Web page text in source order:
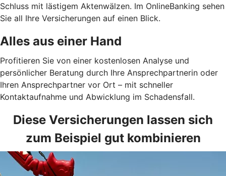
Schluss mit lästigem Aktenwälzen. Im OnlineBanking sehen
Sie all Ihre Versicherungen auf einen Blick.
Alles aus einer Hand
Profitieren Sie von einer kostenlosen Analyse und
persönlicher Beratung durch Ihre Ansprechpartnerin oder
Ihren Ansprechpartner vor Ort – mit schneller
Kontaktaufnahme und Abwicklung im Schadensfall.
Diese Versicherungen lassen sich
zum Beispiel gut kombinieren